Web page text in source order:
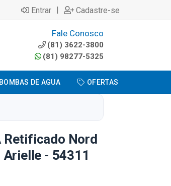
Entrar | Cadastre-se
Fale Conosco
(81) 3622-3800
(81) 98277-5325
BOMBAS DE AGUA OFERTAS
Retificado Nord
Arielle - 54311